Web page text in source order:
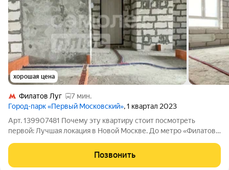
хорошая цена
Филатов Луг
7 мин.
Город-парк «Первый Московский», 1 квартал 2023
Арт. 139907481 Почему эту квартиру стоит посмотреть
первой: Лучшая локация в Новой Москве. До метро «Филатов
на Киевское шоссе и МКАД (9 км) 1 минута до магистрали. Это
идеальный баланс
Позвонить